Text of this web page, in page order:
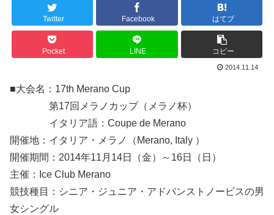
Twitter Facebook はてブ
Pocket LINE コピー
2014.11.14
■大会名：17th Merano Cup
第17回メラノカップ（メラノ杯）
イタリア語：Coupe de Merano
開催地：イタリア・メラノ（Merano, Italy ）
開催期間：2014年11月14日（金）～16日（日）
主催：Ice Club Merano
競技種目：シニア・ジュニア・アドバンストノービスの男
女シングル